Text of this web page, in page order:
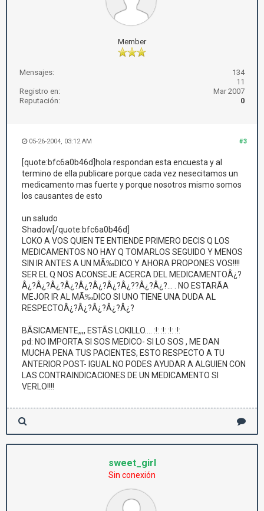
Member
Mensajes:
134
11
Registro en:
Mar 2007
Reputación:
0
#3
05-26-2004, 03:12 AM
[quote:bfc6a0b46d]hola respondan esta encuesta y al
termino de ella publicare porque cada vez nesecitamos un
medicamento mas fuerte y porque nosotros mismo somos
los causantes de esto
un saludo
Shadow[/quote:bfc6a0b46d]
LOKO A VOS QUIEN TE ENTIENDE PRIMERO DECIS Q LOS
MEDICAMENTOS NO HAY Q TOMARLOS SEGUIDO Y MENOS
SIN IR ANTES A UN MÃ‰DICO Y AHORA PROPONES VOS!!!!
SER EL Q NOS ACONSEJE ACERCA DEL MEDICAMENTOÂ¿?
Â¿?Â¿?Â¿?Â¿?Â¿?Â¿?Â¿?Â¿??Â¿?Â¿?... . NO ESTARÃA
MEJOR IR AL MÃ‰DICO SI UNO TIENE UNA DUDA AL
RESPECTOÂ¿?Â¿?Â¿?Â¿?Â¿?
BÃSICAMENTE,,,, ESTÃS LOKILLO.... :!: :!: :!: :!:
pd: NO IMPORTA SI SOS MEDICO- SI LO SOS , ME DAN
MUCHA PENA TUS PACIENTES, ESTO RESPECTO A TU
ANTERIOR POST- IGUAL NO PODES AYUDAR A ALGUIEN CON
LAS CONTRAINDICACIONES DE UN MEDICAMENTO SI
VERLO!!!!
sweet_girl
Sin conexión